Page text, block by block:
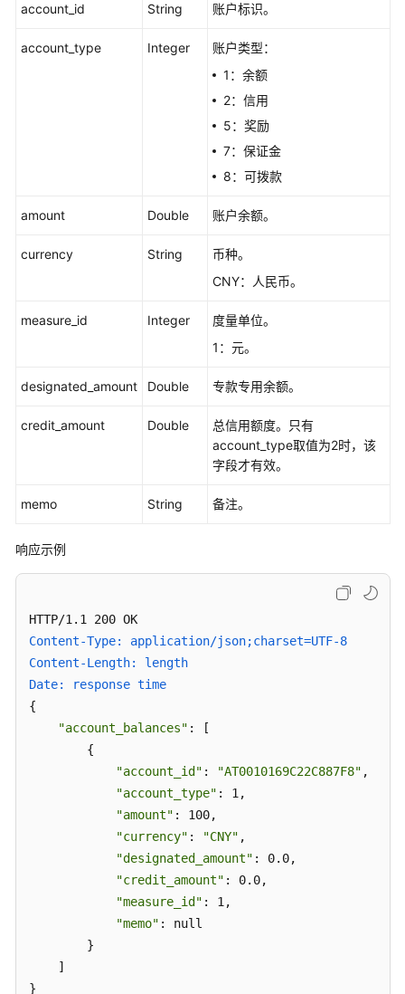
通
语
责
务
级
皮
书
源
支
域
account_id String 账户标识。
account_type Integer
账户类型：
1：余额
2：信用
5：奖励
7：保证金
8：可拨款
amount Double 账户余额。
currency String
币种。
CNY：人民币。
measure_id Integer
度量单位。
1：元。
designated_amount Double 专款专用余额。
credit_amount Double
总信用额度。只有
account_type取值为2时，该
字段才有效。
memo String 备注。
响应示例
Content-Type: application/json;charset=UTF-8
Content-Length: length
Date: response time
{
"account_balances" : [
        {
"account_id" : "AT0010169C22C887F8" ,
"account_type" : 1,
"amount" : 100,
"currency" : "CNY" ,
"designated_amount" : 0.0,
"credit_amount" : 0.0,
"measure_id" : 1,
"memo" : null
        }
    ]
}